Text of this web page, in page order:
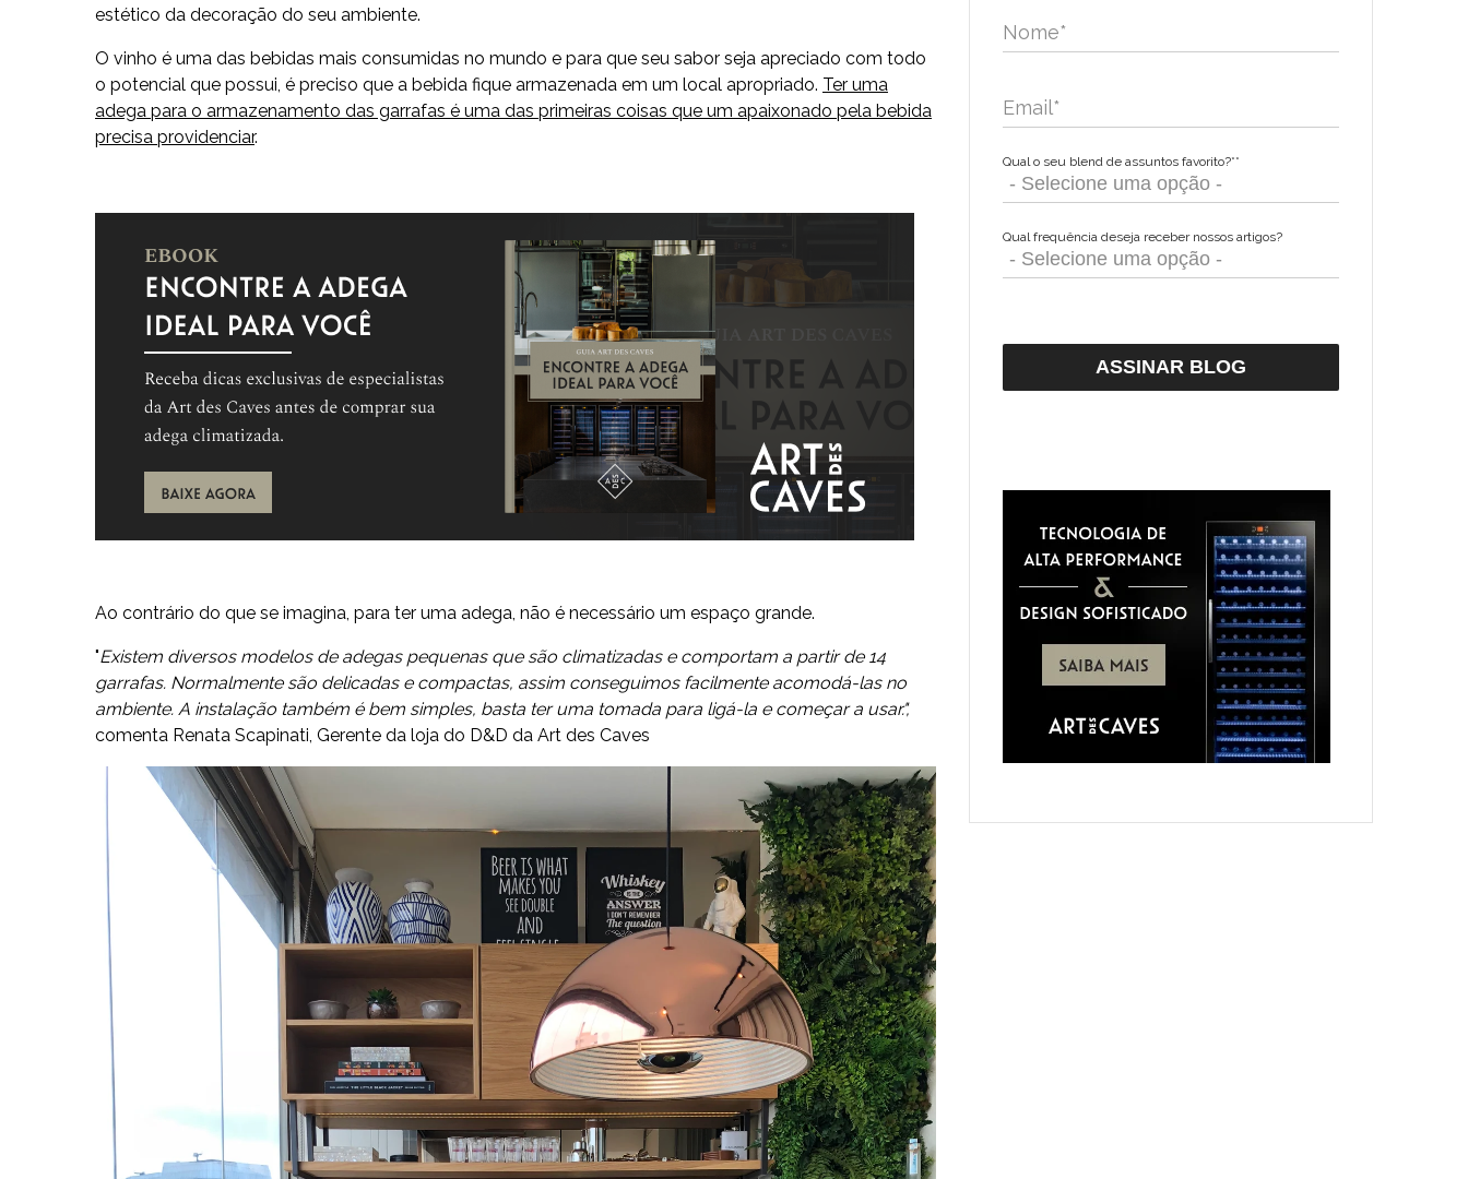
estético da decoração do seu ambiente.
O vinho é uma das bebidas mais consumidas no mundo e para que seu sabor seja apreciado com todo
o potencial que possui, é preciso que a bebida fique armazenada em um local apropriado. Ter uma
adega para o armazenamento das garrafas é uma das primeiras coisas que um apaixonado pela bebida
precisa providenciar.
Ao contrário do que se imagina, para ter uma adega, não é necessário um espaço grande.
"Existem diversos modelos de adegas pequenas que são climatizadas e comportam a partir de 14
garrafas. Normalmente são delicadas e compactas, assim conseguimos facilmente acomodá-las no
ambiente. A instalação também é bem simples, basta ter uma tomada para ligá-la e começar a usar.",
comenta Renata Scapinati, Gerente da loja do D&D da Art des Caves
Nome*
Email*
Qual o seu blend de assuntos favorito?**
Qual frequência deseja receber nossos artigos?